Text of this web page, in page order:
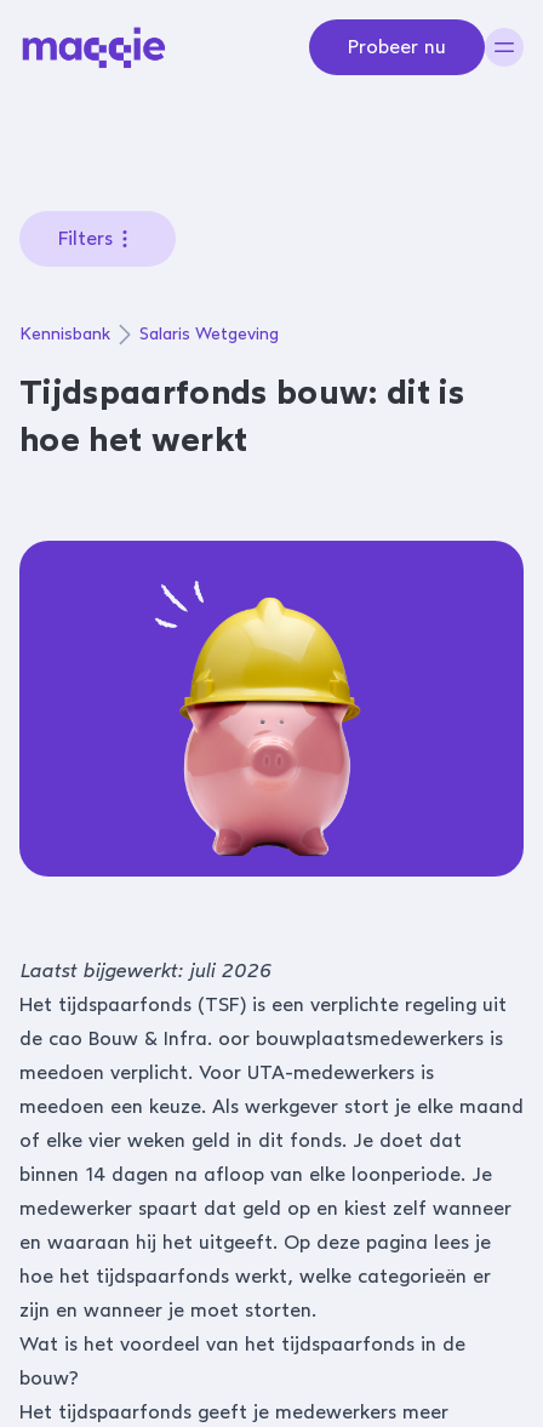
Probeer nu
Filters
Kennisbank Salaris Wetgeving
Tijdspaarfonds bouw: dit is
hoe het werkt
Laatst bijgewerkt: juli 2026
Het tijdspaarfonds (TSF) is een verplichte regeling uit
de cao Bouw & Infra. oor bouwplaatsmedewerkers is
meedoen verplicht. Voor UTA-medewerkers is
meedoen een keuze. Als werkgever stort je elke maand
of elke vier weken geld in dit fonds. Je doet dat
binnen 14 dagen na afloop van elke loonperiode. Je
medewerker spaart dat geld op en kiest zelf wanneer
en waaraan hij het uitgeeft. Op deze pagina lees je
hoe het tijdspaarfonds werkt, welke categorieën er
zijn en wanneer je moet storten.
Wat is het voordeel van het tijdspaarfonds in de
bouw?
Het tijdspaarfonds geeft je medewerkers meer